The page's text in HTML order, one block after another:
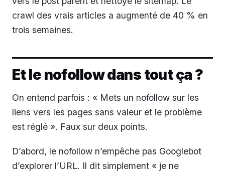
crawl des vrais articles a augmenté de 40 % en
trois semaines.
Et le nofollow dans tout ça ?
On entend parfois : « Mets un nofollow sur les
liens vers les pages sans valeur et le problème
est réglé ». Faux sur deux points.
D’abord, le nofollow n’empêche pas Googlebot
d’explorer l’URL. Il dit simplement « je ne